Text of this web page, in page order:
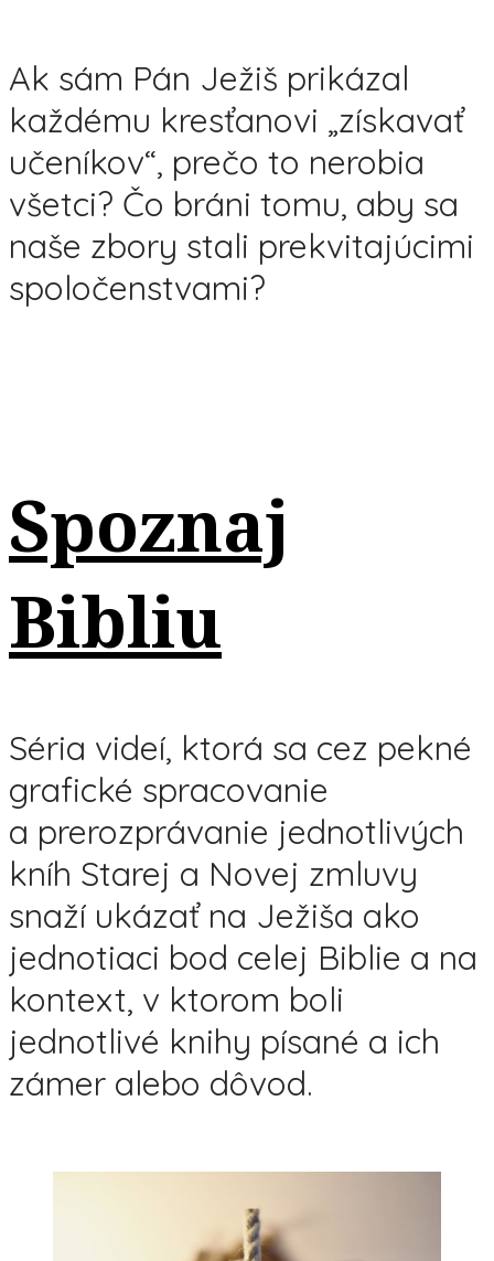
Ak sám Pán Ježiš prikázal
každému kresťanovi „získavať
učeníkov“, prečo to nerobia
všetci? Čo bráni tomu, aby sa
naše zbory stali prekvitajúcimi
spoločenstvami?
Spoznaj
Bibliu
Séria videí, ktorá sa cez pekné
grafické spracovanie
a prerozprávanie jednotlivých
kníh Starej a Novej zmluvy
snaží ukázať na Ježiša ako
jednotiaci bod celej Biblie a na
kontext, v ktorom boli
jednotlivé knihy písané a ich
zámer alebo dôvod.